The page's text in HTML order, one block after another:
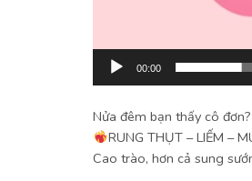
00:00
Nửa đêm bạn thấy cô
RUNG THỤT – LIẾM –
Cao trào, hơn cả sung